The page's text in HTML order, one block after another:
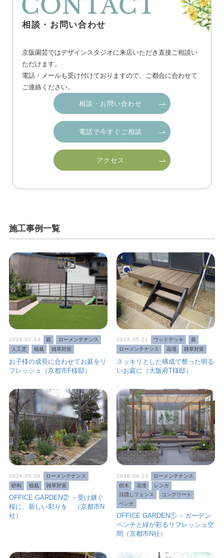
相談・お問い合わせ
京阪園芸ではデザインスタジオに来店いただき直接ご相談い
ただけます。
電話・メールも受け付けておりますので、ご都合に合わせて
ご連絡ください。
相談・お問い合わせ
電話で今すぐご相談
アクセス
施工事例一覧
お子様の成長に合わせてお庭をリ
フレッシュ（京都市F様邸）
2026.07.14 庭
ローメンテナンス
人工芝
植栽 雑草対策
スッキリとした構成で整った明る
いお庭に（大阪府T様邸）
2026.05.21 ウッドデッキ
庭
ローメンテナンス
花壇 雑草対策
OFFICE GARDEN② －受け継ぐ
桜に、新しい彩りを （京都市N
社）
2026.05.08
ローメンテナンス
砂利
植栽 雑草対策
OFFICE GARDEN① －ガーデン
ベンチと緑が彩るリフレッシュ空
間（京都市N社）
2026.04.23
ローメンテナンス
樹木
花壇
レンガ
目隠しフェンス
コンクリート
ベンチ